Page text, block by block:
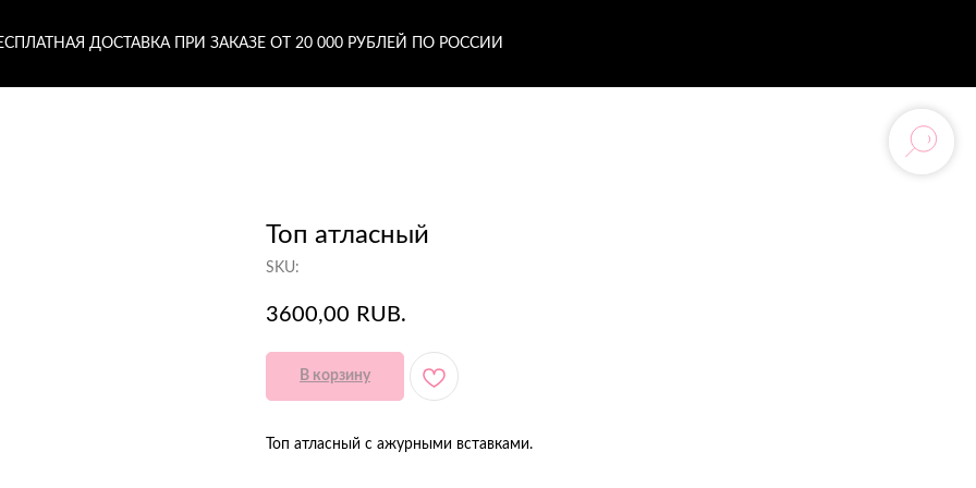
ДОСТАВКА ПРИ ЗАКАЗЕ ОТ 20 000 РУБЛЕЙ ПО РОССИИ
Топ атласный
SKU:
3600,00 RUB.
В корзину
Топ атласный с ажурными вставками.